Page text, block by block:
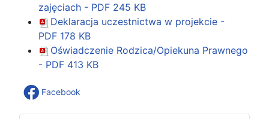
zajęciach - PDF 245 KB
Deklaracja uczestnictwa w projekcie -
PDF 178 KB
Oświadczenie Rodzica/Opiekuna Prawnego
- PDF 413 KB
Facebook